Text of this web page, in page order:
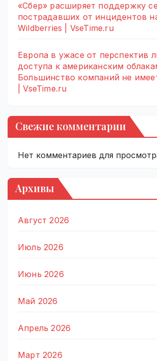
«Сбер» расширяет поддержку
пострадавших от инцидентов
Wildberries | VseTime.ru
Европа в ужасе от перспектив
доступа к американским
Большинство компаний не
| VseTime.ru
Свежие комментарии
Нет комментариев для
Архивы
Август 2026
Июль 2026
Июнь 2026
Май 2026
Апрель 2026
Март 2026